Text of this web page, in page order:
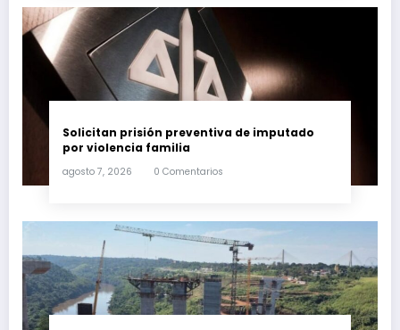
Solicitan prisión preventiva de imputado
por violencia familia
agosto 7, 2026 0 Comentarios